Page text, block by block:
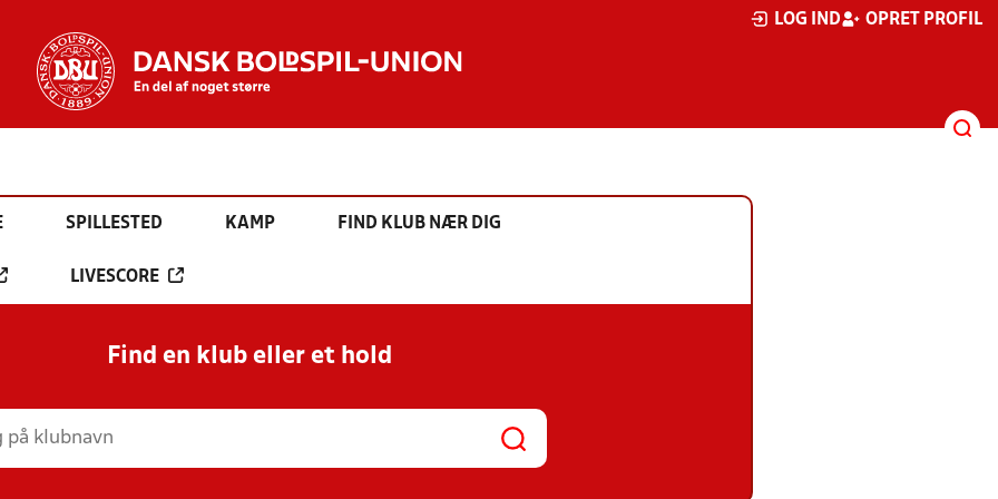
LOG IND OPRET PROFIL
SPILLESTED KAMP FIND KLUB NÆR DIG
LIVESCORE
Find en klub eller et hold